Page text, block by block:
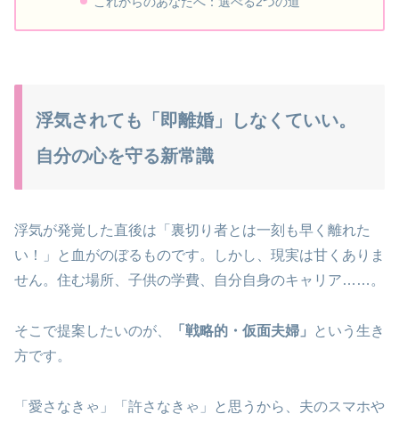
浮気されても「即離婚」しなくていい。
自分の心を守る新常識
浮気が発覚した直後は「裏切り者とは一刻も早く離れた
い！」と血がのぼるものです。しかし、現実は甘くありま
せん。住む場所、子供の学費、自分自身のキャリア……。
そこで提案したいのが、 「戦略的・仮面夫婦」
という生き
方です。
「愛さなきゃ」「許さなきゃ」と思うから、夫のスマホや